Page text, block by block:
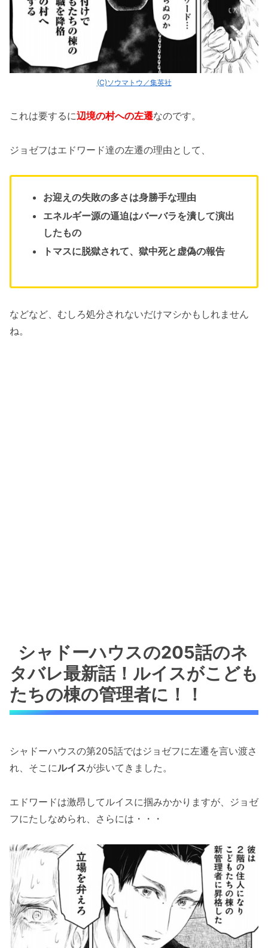
(C)ソウマトウ／集英社
これは要するに辺境の村への左遷なのです。
ジョゼフはエドワード達の左遷の理由として、
お迎えの失敗の多さは身勝手な理由
エネルギー源の逼迫はバーバラを潰して演出
したもの
トマスに脱獄されて、獄中死と虚偽の報告
などなど、むしろ処分されないだけマシかもしれません
ね。
シャドーハウスの205話のネ
タバレ最新話！ルイスがこども
たちの棟の管理者に！！
シャドーハウスの第205話ではジョゼフに左遷を言い渡さ
れ、そこにルイスが歩いてきました。
エドワードは激昂してルイスに掴みかかりますが、ジョゼ
フにたしなめられ、さらには・・・